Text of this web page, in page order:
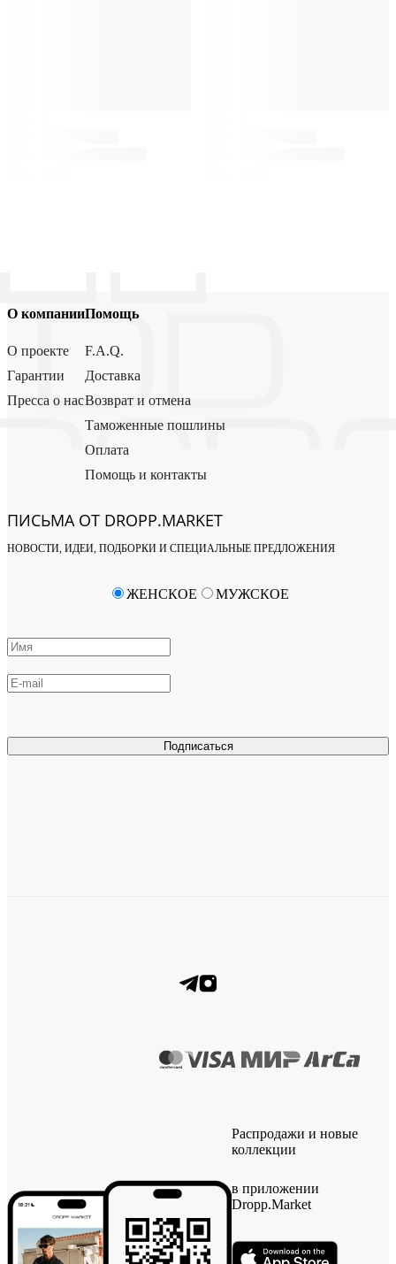
О компании
О проекте
Гарантии
Пресса о нас
Помощь
F.A.Q.
Доставка
Возврат и отмена
Таможенные пошлины
Оплата
Помощь и контакты
ПИСЬМА ОТ DROPP.MARKET
НОВОСТИ, ИДЕИ, ПОДБОРКИ И СПЕЦИАЛЬНЫЕ ПРЕДЛОЖЕНИЯ
Подписаться
ЖЕНСКОЕ МУЖСКОЕ
Распродажи и новые
коллекции
в приложении
Dropp.Market